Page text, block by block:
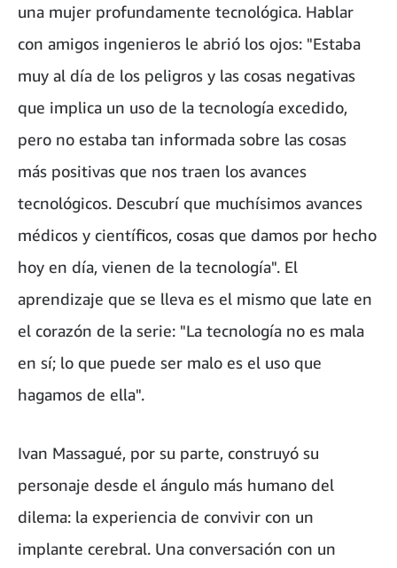
una mujer profundamente tecnológica. Hablar
con amigos ingenieros le abrió los ojos: "Estaba
muy al día de los peligros y las cosas negativas
que implica un uso de la tecnología excedido,
pero no estaba tan informada sobre las cosas
más positivas que nos traen los avances
tecnológicos. Descubrí que muchísimos avances
médicos y científicos, cosas que damos por hecho
hoy en día, vienen de la tecnología". El
aprendizaje que se lleva es el mismo que late en
el corazón de la serie: "La tecnología no es mala
en sí; lo que puede ser malo es el uso que
hagamos de ella".
Ivan Massagué, por su parte, construyó su
personaje desde el ángulo más humano del
dilema: la experiencia de convivir con un
implante cerebral. Una conversación con un